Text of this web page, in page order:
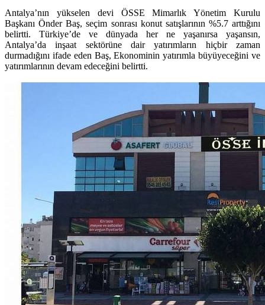
Antalya’nın yükselen devi ÖSSE Mimarlık Yönetim Kurulu
Başkanı Önder Baş, seçim sonrası konut satışlarının %5.7 arttığını
belirtti. Türkiye’de ve dünyada her ne yaşanırsa yaşansın,
Antalya’da inşaat sektörüne dair yatırımların hiçbir zaman
durmadığını ifade eden Baş, Ekonominin yatırımla büyüyeceğini ve
yatırımlarının devam edeceğini belirtti.